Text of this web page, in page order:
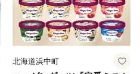
北海道浜中町